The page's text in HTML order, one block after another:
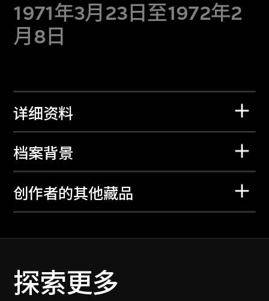
1971年3月23日至1972年2
月8日
详细资料
档案背景
创作者的其他藏品
探索更多